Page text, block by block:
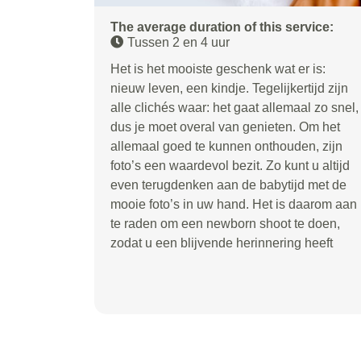
The average duration of this service:
Tussen 2 en 4 uur
Het is het mooiste geschenk wat er is:
nieuw leven, een kindje. Tegelijkertijd zijn
alle clichés waar: het gaat allemaal zo snel,
dus je moet overal van genieten. Om het
allemaal goed te kunnen onthouden, zijn
foto’s een waardevol bezit. Zo kunt u altijd
even terugdenken aan de babytijd met de
mooie foto’s in uw hand. Het is daarom aan
te raden om een newborn shoot te doen,
zodat u een blijvende herinnering heeft